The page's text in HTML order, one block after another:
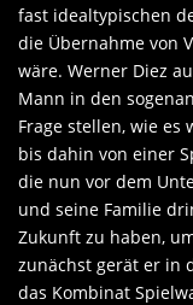
fast idealtypischen
die Übernahme von
wäre. Werner Diez
Mann in den
Frage stellen, wie es
bis dahin von einer
die nun vor dem
und seine Familie
Zukunft zu haben,
zunächst gerät er in
das Kombinat